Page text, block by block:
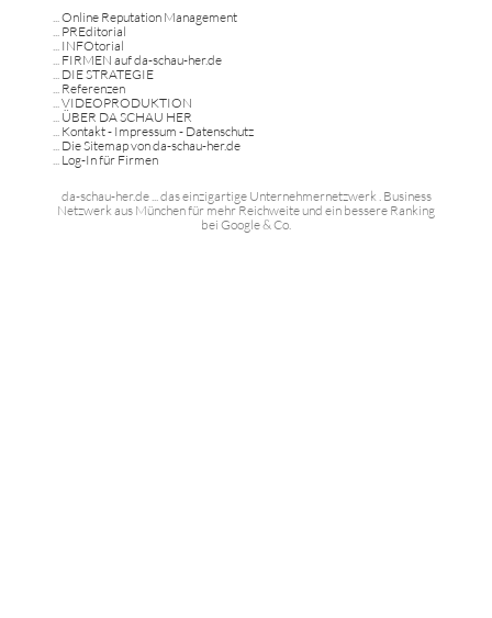
Online Reputation Management
PREditorial
INFOtorial
FIRMEN auf da-schau-her.de
DIE STRATEGIE
Referenzen
VIDEOPRODUKTION
ÜBER DA SCHAU HER
Kontakt - Impressum - Datenschutz
Die Sitemap von da-schau-her.de
Log-In für Firmen
da-schau-her.de ... das einzigartige Unternehmernetzwerk . Business
Netzwerk aus München für mehr Reichweite und ein bessere Ranking
bei Google & Co.